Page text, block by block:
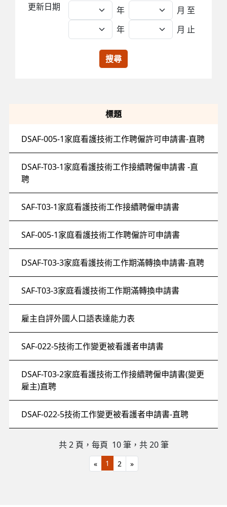
更新日期 年 月 至
年
月 止
搜尋
標題
DSAF-005-1家庭看護技術工作聘僱許可申請書-直聘
DSAF-T03-1家庭看護技術工作接續聘僱申請書 -直
聘
SAF-T03-1家庭看護技術工作接續聘僱申請書
SAF-005-1家庭看護技術工作聘僱許可申請書
DSAF-T03-3家庭看護技術工作期滿轉換申請書-直聘
SAF-T03-3家庭看護技術工作期滿轉換申請書
雇主自評外國人口語表達能力表
SAF-022-5技術工作變更被看護者申請書
DSAF-T03-2家庭看護技術工作接續聘僱申請書(變更
雇主)直聘
DSAF-022-5技術工作變更被看護者申請書-直聘
共 2 頁，每頁 10筆，共 20 筆
« 1 2 »